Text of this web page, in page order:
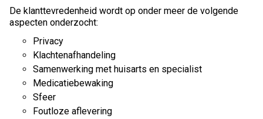
De klanttevredenheid wordt op onder meer de volgende
aspecten onderzocht:
Privacy
Klachtenafhandeling
Samenwerking met huisarts en specialist
Medicatiebewaking
Sfeer
Foutloze aflevering